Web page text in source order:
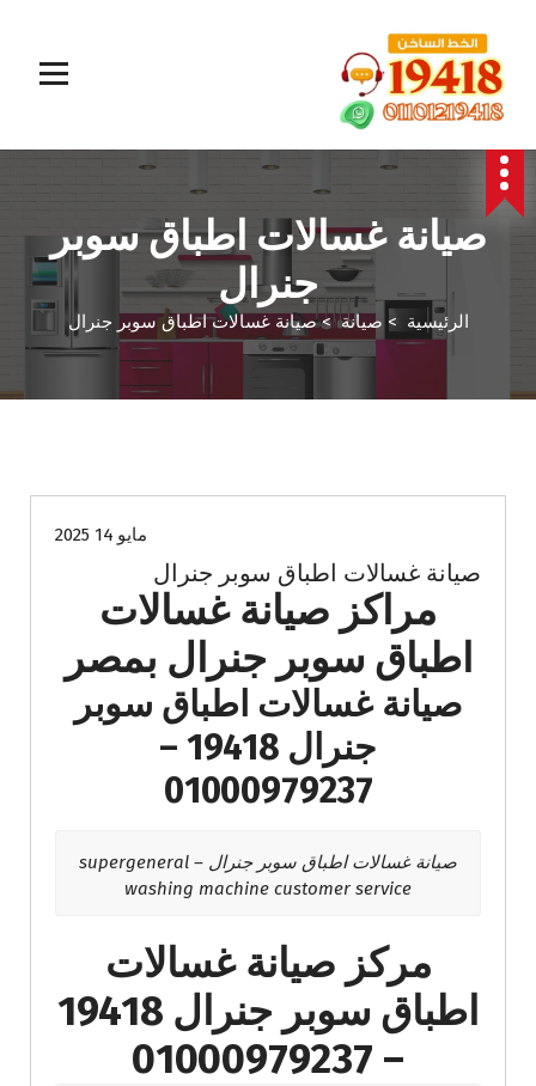
البوتاجازات، الثلاجات وغيرها داخل القاهرة والجيزة وجميع المحافظات. اتصل بنا الآن!
صيانة غسالات اطباق سوبر
جنرال
الرئيسية> صيانة>صيانة غسالات اطباق سوبر جنرال
مايو 14 2025
صيانة غسالات اطباق سوبر جنرال
مراكز صيانة غسالات
اطباق سوبر جنرال بمصر
صيانة غسالات اطباق سوبر
جنرال 19418 –
01000979237
صيانة غسالات اطباق سوبر جنرال – supergeneral
washing machine customer service
مركز صيانة غسالات
اطباق سوبر جنرال 19418
– 01000979237